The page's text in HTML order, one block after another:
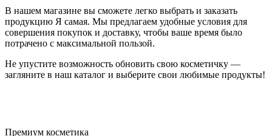
В нашем магазине вы сможете легко выбрать и заказать
продукцию Я самая. Мы предлагаем удобные условия для
совершения покупок и доставку, чтобы ваше время было
потрачено с максимальной пользой.
Не упустите возможность обновить свою косметичку —
загляните в наш каталог и выберите свои любимые продукты!
Премиум косметика